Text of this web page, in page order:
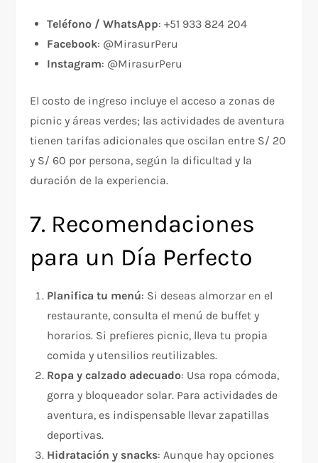
Teléfono / WhatsApp: +51 933 824 204
Facebook: @MirasurPeru
Instagram: @MirasurPeru
El costo de ingreso incluye el acceso a zonas de
picnic y áreas verdes; las actividades de aventura
tienen tarifas adicionales que oscilan entre S/ 20
y S/ 60 por persona, según la dificultad y la
duración de la experiencia.
7. Recomendaciones
para un Día Perfecto
Planifica tu menú: Si deseas almorzar en el
restaurante, consulta el menú de buffet y
horarios. Si prefieres picnic, lleva tu propia
comida y utensilios reutilizables.
Ropa y calzado adecuado: Usa ropa cómoda,
gorra y bloqueador solar. Para actividades de
aventura, es indispensable llevar zapatillas
deportivas.
Hidratación y snacks: Aunque hay opciones